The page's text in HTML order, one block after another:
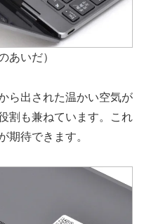
あいだ）
ら出された温かい空気が
割も兼ねています。これ
期待できます。